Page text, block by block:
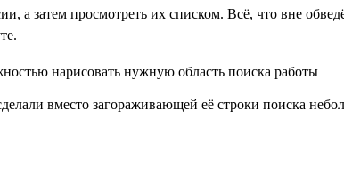
а затем просмотреть их списком. Всё, что вне
вместо загораживающей её строки поиска